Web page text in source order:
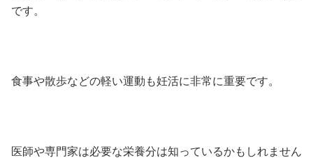
です。
食事や散歩などの軽い運動も妊活に非常に重要です。
医師や専門家は必要な栄養分は知っているかもしれません